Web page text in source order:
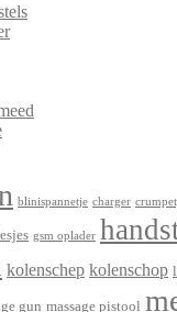
blinispannetje charger
gsm oplader
kolenschep kolenschop
gun massage pistool